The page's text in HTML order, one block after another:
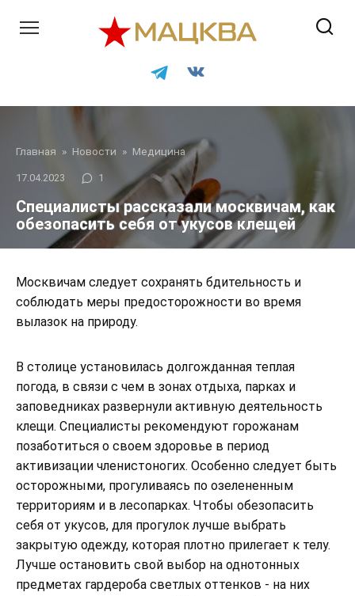
Главная » Новости » Медицина
17.04.2023 1
Специалисты рассказали москвичам, как
обезопасить себя от укусов клещей
Москвичам следует сохранять бдительность и
соблюдать меры предосторожности во время
вылазок на природу.
В столице установилась долгожданная теплая
погода, в связи с чем в зонах отдыха, парках и
заповедниках развернули активную деятельность
клещи. Специалисты рекомендуют горожанам
позаботиться о своем здоровье в период
активизации членистоногих. Особенно следует быть
осторожными, прогуливаясь по озелененным
территориям и в лесопарках. Чтобы обезопасить
себя от укусов, для прогулок лучше выбрать
закрытую одежду, которая плотно прилегает к телу.
Лучше остановить свой выбор на однотонных
предметах гардероба светлых оттенков - на них